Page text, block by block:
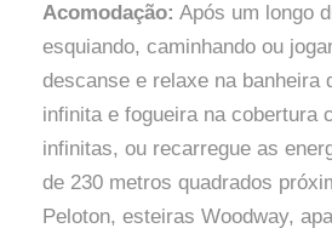
Acomodação: Após um longo
esquiando, caminhando ou
descanse e relaxe na banheira
infinita e fogueira na cobertura
infinitas, ou recarregue as
de 230 metros quadrados
Peloton, esteiras Woodway,